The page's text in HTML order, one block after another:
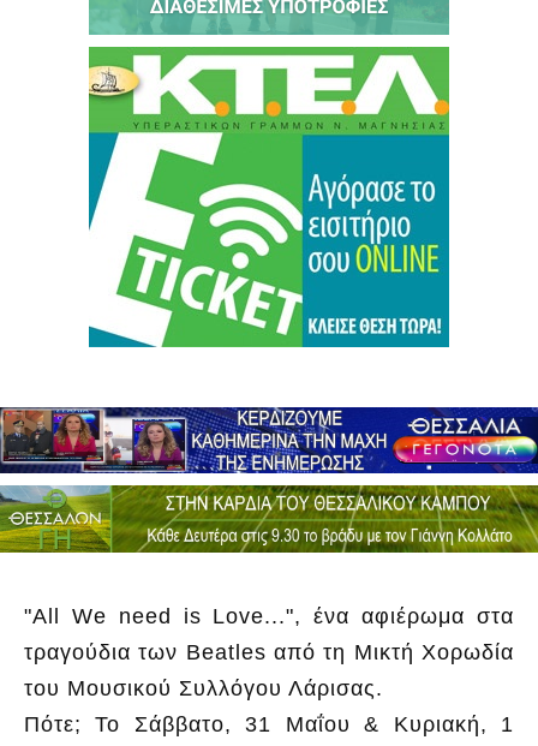
"All We need is Love...", ένα αφιέρωμα στα
τραγούδια των Beatles από τη Μικτή Χορωδία
του Μουσικού Συλλόγου Λάρισας.
Πότε; Το Σάββατο, 31 Μαΐου & Κυριακή, 1